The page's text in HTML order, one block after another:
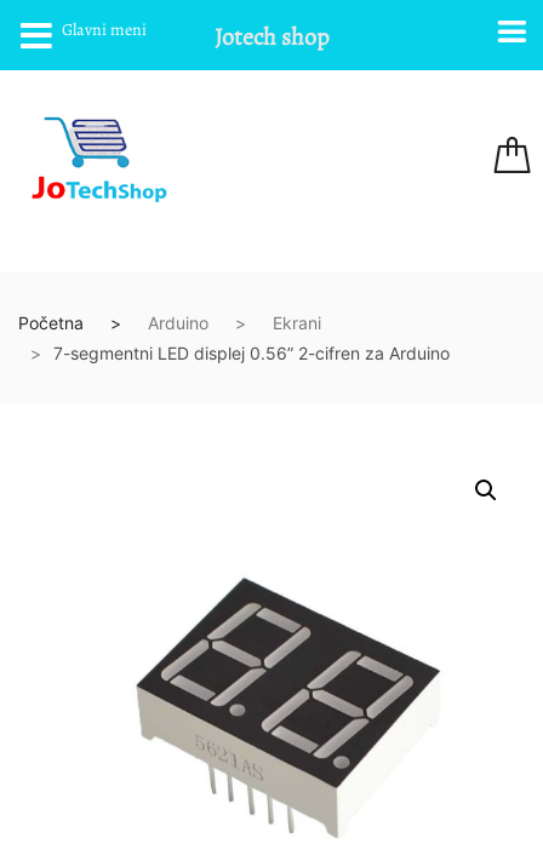
Početna Arduino
Ekrani
7-segmentni LED displej 0.56” 2-cifren za Arduino
Glavni meni Jotech shop